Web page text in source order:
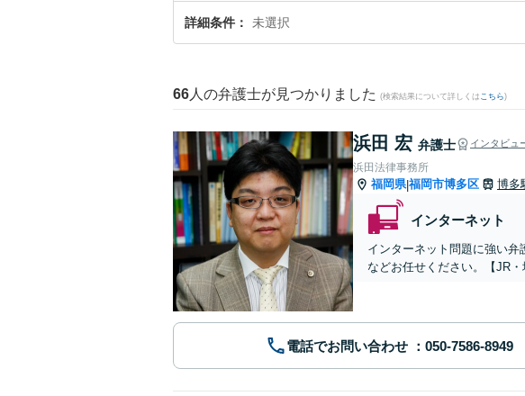
詳細条件 未選択
66 人の弁護士が見つかりました (検索結果について詳しくは こちら)
浜田 宏 弁護士 インタビュ
浜田法律事務所
福岡県|福岡市博多区 博多
インターネット
インターネット問題に強い
などお任せください。【JR
電話でお問い合わせ